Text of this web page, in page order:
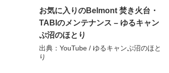
お気に入りのBelmont 焚き火台・
TABIのメンテナンス – ゆるキャン
ぷ沼のほとり
出典：YouTube / ゆるキャンぷ沼のほと
り